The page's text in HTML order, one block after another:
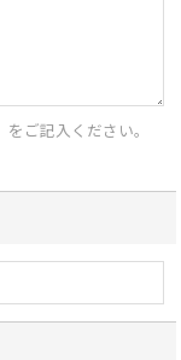
をご記入ください。